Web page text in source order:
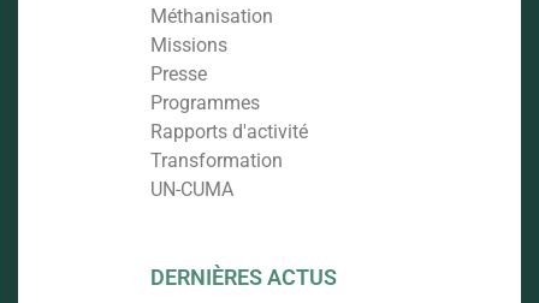
Méthanisation
Missions
Presse
Programmes
Rapports d'activité
Transformation
UN-CUMA
DERNIÈRES ACTUS